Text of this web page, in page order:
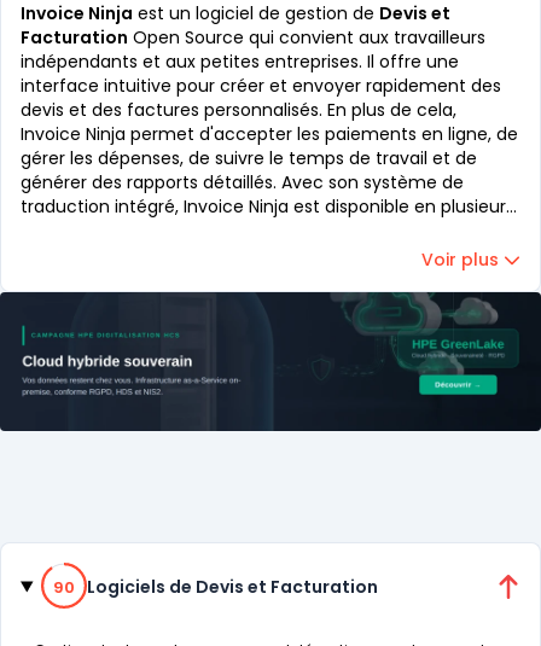
Invoice Ninja est un logiciel de gestion de Devis et
Facturation Open Source qui convient aux travailleurs
indépendants et aux petites entreprises. Il offre une
interface intuitive pour créer et envoyer rapidement des
devis et des factures personnalisés. En plus de cela,
Invoice Ninja permet d'accepter les paiements en ligne, de
gérer les dépenses, de suivre le temps de travail et de
générer des rapports détaillés. Avec son système de
traduction intégré, Invoice Ninja est disponible en plusieurs
avec des fonctionnalités de qualité, c'est un choixVoir plus
Catégories
90% de compatibilité
90 Logiciels de Devis et Facturation